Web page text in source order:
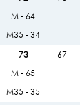
М - 64
М35 - 34
73
67
М - 65
М35 - 35